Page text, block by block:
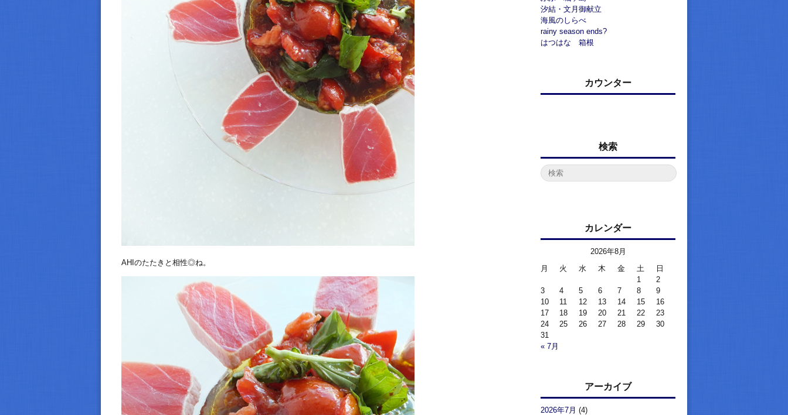
AHIのたたきと相性◎ね。
汐結・文月御献立
海風のしらべ
rainy season ends?
はつはな 箱根
カウンター
検索
カレンダー
2026年8月
月
火 水 木 金 土 日
« 7月
1
2
3
4 5 6 7 8
9
10
11 12 13 14 15
16
17
18 19 20 21 22
23
24
25 26 27 28 29
30
31
アーカイブ
2026年7月 (4)